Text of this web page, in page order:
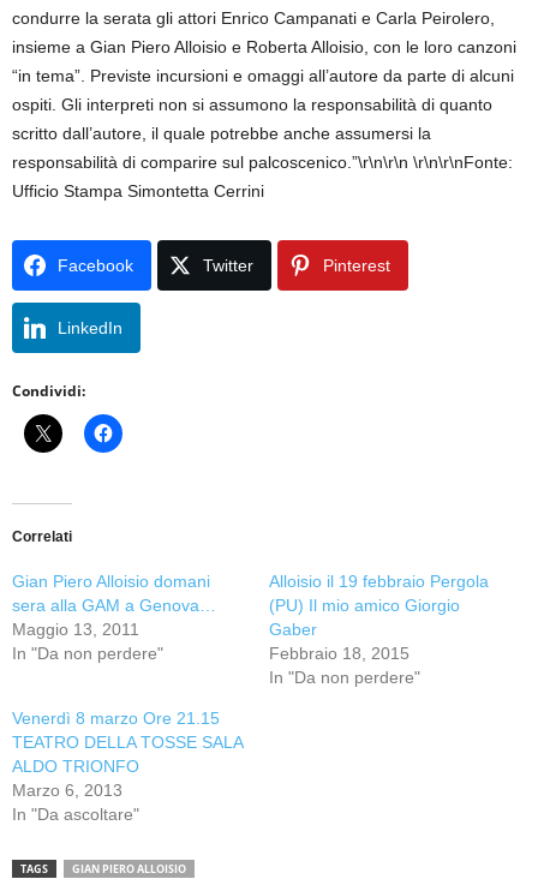
condurre la serata gli attori Enrico Campanati e Carla Peirolero,
insieme a Gian Piero Alloisio e Roberta Alloisio, con le loro canzoni
“in tema”. Previste incursioni e omaggi all’autore da parte di alcuni
ospiti. Gli interpreti non si assumono la responsabilità di quanto
scritto dall’autore, il quale potrebbe anche assumersi la
responsabilità di comparire sul palcoscenico.”\r\n\r\n \r\n\r\nFonte:
Ufficio Stampa Simontetta Cerrini
Facebook Twitter Pinterest
LinkedIn
Condividi:
Correlati
Gian Piero Alloisio domani
sera alla GAM a Genova…
Maggio 13, 2011
In "Da non perdere"
Alloisio il 19 febbraio Pergola
(PU) Il mio amico Giorgio
Gaber
Febbraio 18, 2015
In "Da non perdere"
Venerdì 8 marzo Ore 21.15
TEATRO DELLA TOSSE SALA
ALDO TRIONFO
Marzo 6, 2013
In "Da ascoltare"
TAGS GIAN PIERO ALLOISIO